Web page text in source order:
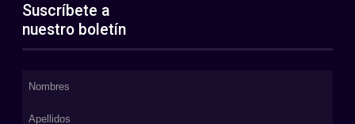
Suscríbete a
nuestro boletín